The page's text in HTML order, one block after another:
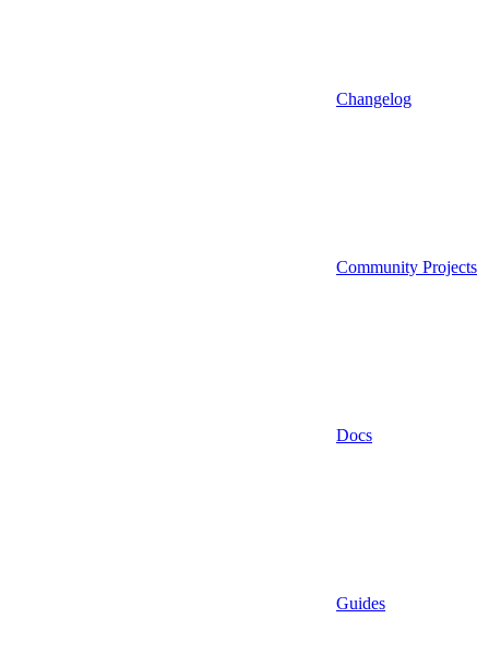
Changelog
Community Projects
Docs
Guides